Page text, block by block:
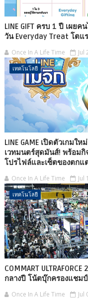
LINE GIFT ครบ 1 ปี เผ
วัน Everyday Treat โตแ
Once In A Life Time Jul
เทคโนโลยี
LINE GAME เปิดตัวเกมใ
เวทมนตร์สุดมันส์! พร้อมกิ
โปรไฟล์และเซ็ตของตกแ
Once In A Life Time Jul
เทคโนโลยี
COMMART
กลางปี โน้ตบุ๊กครองแชม
Once In A Life Time Jul